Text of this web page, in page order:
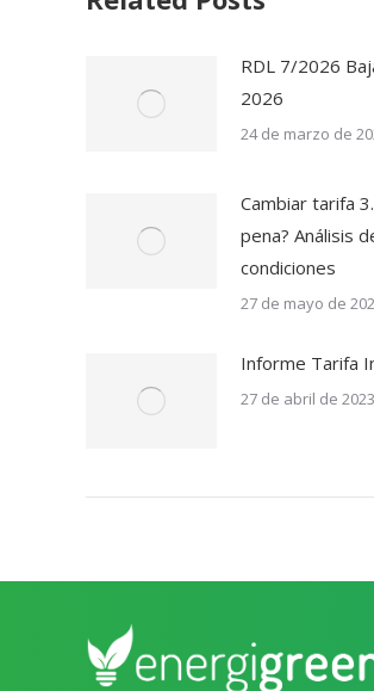
RDL 7/2026
2026
24 de marzo de
Cambiar tarifa
pena? Análisis
condiciones
27 de mayo de
Informe Tarifa
27 de abril de 2023